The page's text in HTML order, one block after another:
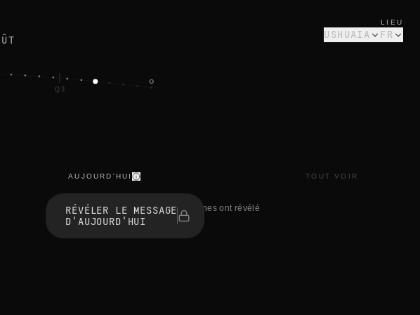
LIEU
USHUAIA FR
Q3
AUJOURD'HUI TOUT VOIR
t
h
e
RÉVÉLER LE MESSAGE
D'AUJOURD'HUI
1 personnes ont révélé